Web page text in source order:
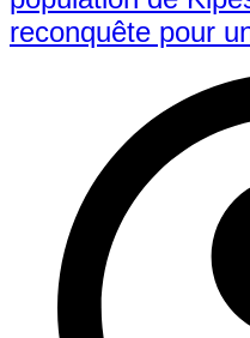
reconquête pour